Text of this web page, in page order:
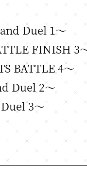
Duel 1～
FINISH 3
BATTLE 4～
Duel 2～
3～